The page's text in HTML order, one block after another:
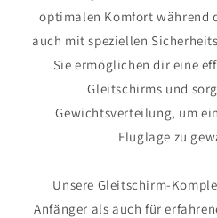
optimalen Komfort während
auch mit speziellen
Sie ermöglichen dir eine
Gleitschirms und
Gewichtsverteilung, um
Fluglage zu
Unsere Gleitschirm-
Anfänger als auch für